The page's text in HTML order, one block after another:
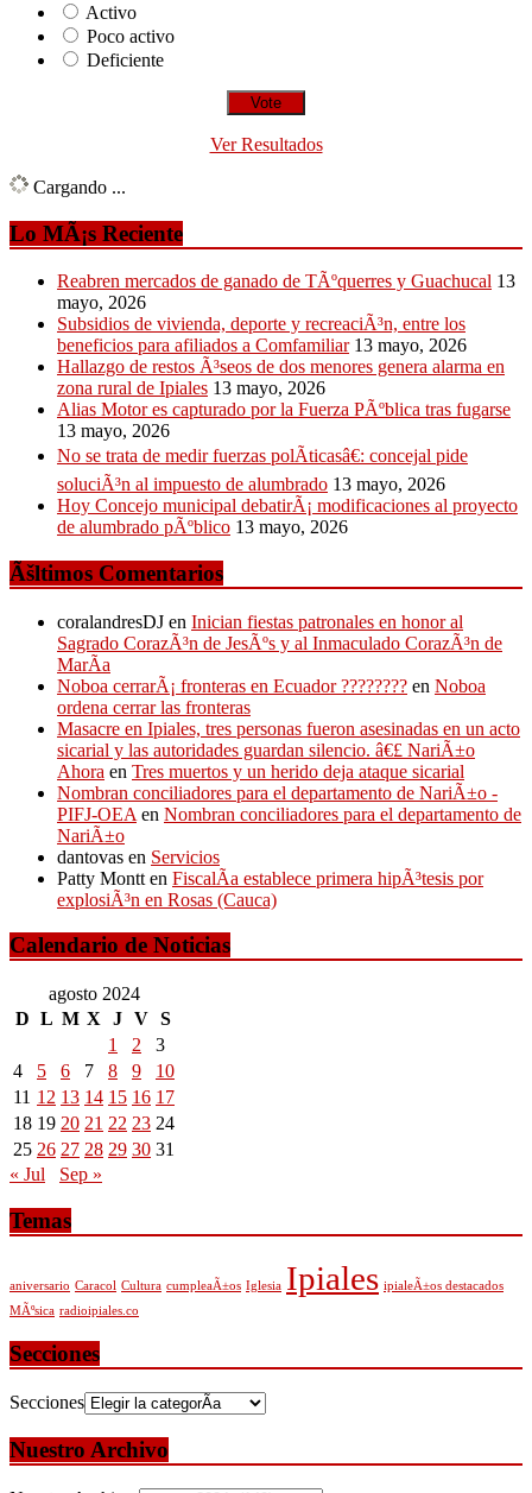
Activo
Poco activo
Deficiente
Ver Resultados
Cargando ...
Lo MÃ¡s Reciente
Reabren mercados de ganado de TÃºquerres y Guachucal 13
mayo, 2026
Subsidios de vivienda, deporte y recreaciÃ³n, entre los
beneficios para afiliados a Comfamiliar 13 mayo, 2026
Hallazgo de restos Ã³seos de dos menores genera alarma en
zona rural de Ipiales 13 mayo, 2026
Alias Motor es capturado por la Fuerza PÃºblica tras fugarse
13 mayo, 2026
No se trata de medir fuerzas polÃ­ticasâ€: concejal pide
soluciÃ³n al impuesto de alumbrado 13 mayo, 2026
Hoy Concejo municipal debatirÃ¡ modificaciones al proyecto
de alumbrado pÃºblico 13 mayo, 2026
Ãšltimos Comentarios
coralandresDJ en Inician fiestas patronales en honor al
Sagrado CorazÃ³n de JesÃºs y al Inmaculado CorazÃ³n de
MarÃ­a
Noboa cerrarÃ¡ fronteras en Ecuador ???????? en Noboa
ordena cerrar las fronteras
Masacre en Ipiales, tres personas fueron asesinadas en un acto
sicarial y las autoridades guardan silencio. â€£ NariÃ±o
Ahora en Tres muertos y un herido deja ataque sicarial
Nombran conciliadores para el departamento de NariÃ±o -
PIFJ-OEA en Nombran conciliadores para el departamento de
NariÃ±o
dantovas en Servicios
Patty Montt en FiscalÃ­a establece primera hipÃ³tesis por
explosiÃ³n en Rosas (Cauca)
Calendario de Noticias
agosto 2024
D L M X J V S
1
2
3
4
5 6 7 8 9
10
11 12 13 14 15 16 17
18 19 20 21 22 23 24
25 26 27 28 29 30 31
« Jul
Sep »
Temas
aniversario Caracol Cultura cumpleaÃ±os Iglesia Ipiales ipialeÃ±os destacados
MÃºsica radioipiales.co
Secciones
Secciones
Nuestro Archivo